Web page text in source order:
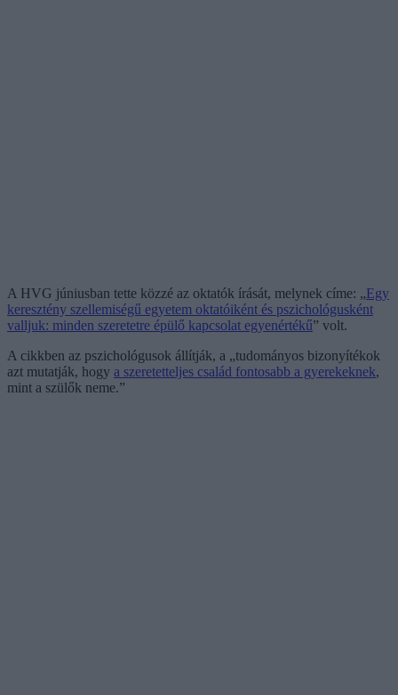
A HVG júniusban tette közzé az oktatók írását, melynek címe: „Egy
keresztény szellemiségű egyetem oktatóiként és pszichológusként
valljuk: minden szeretetre épülő kapcsolat egyenértékű” volt.
A cikkben az pszichológusok állítják, a „tudományos bizonyítékok
azt mutatják, hogy a szeretetteljes család fontosabb a gyerekeknek,
mint a szülők neme.”